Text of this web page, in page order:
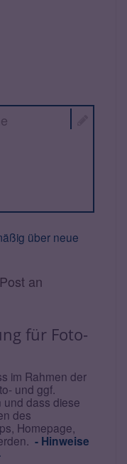
über neue
an
für Foto-
im Rahmen der
und ggf.
und dass diese
des
Homepage,
- Hinweise